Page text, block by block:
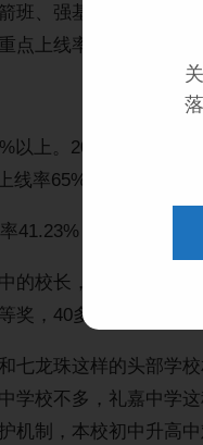
班、强基班、实验班
点上线率100%。
以上。2021年高考重
线率65%。
41.23%，23年联招上
的校长，核心管理团
奖，40多名教师获得重
七龙珠这样的头部学
学校不多，礼嘉中学
机制，本校初中升高